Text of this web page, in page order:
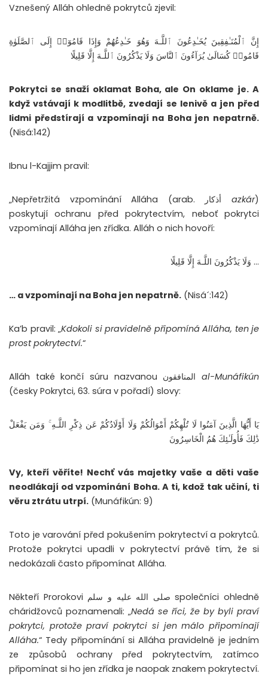
Vznešený Alláh ohledně pokrytců zjevil:
إِنَّ ٱلْمُنَـٰفِقِينَ يُخَـٰدِعُونَ ٱللَّـهَ وَهُوَ خَـٰدِعُهُمْ وَإِذَا قَامُوٓا۟ إِلَى ٱلصَّلَوٰةِ
قَامُوا۟ كُسَالَىٰ يُرَآءُونَ ٱلنَّاسَ وَلَا يَذْكُرُونَ ٱللَّـهَ إِلَّا قَلِيلًا
Pokrytci se snaží oklamat Boha, ale On oklame je. A
když vstávají k modlitbě, zvedají se lenivě a jen před
lidmi předstírají a vzpomínají na Boha jen nepatrně.
(Nisá:142)
Ibnu l-Kajjim pravil:
„Nepřetržitá vzpomínání Alláha (arab. أذكارazkár)
poskytují ochranu před pokrytectvím, neboť pokrytci
vzpomínají Alláha jen zřídka. Alláh o nich hovoří:
… وَلَا يَذْكُرُونَ اللَّـهَ إِلَّا قَلِيلًا
… a vzpomínají na Boha jen nepatrně. (Nisá´:142)
Ka’b pravil: „Kdokoli si pravidelně připomíná Alláha, ten je
prost pokrytectví.“
Alláh také končí súru nazvanou المنافقونal-Munáfikún
(česky Pokrytci, 63. súra v pořadí) slovy:
يَا أَيُّهَا الَّذِينَ آمَنُوا لَا تُلْهِكُمْ أَمْوَالُكُمْ وَلَا أَوْلَادُكُمْ عَن ذِكْرِ اللَّـهِ ۚ وَمَن يَفْعَلْ
ذَٰلِكَ فَأُولَـٰئِكَ هُمُ الْخَاسِرُونَ
Vy, kteří věříte! Nechť vás majetky vaše a děti vaše
neodlákají od vzpomínání Boha. A ti, kdož tak učiní, ti
věru ztrátu utrpí. (Munáfikún: 9)
Toto je varování před pokušením pokrytectví a pokrytců.
Protože pokrytci upadli v pokrytectví právě tím, že si
nedokázali často připomínat Alláha.
Někteří Prorokovi صلى الله عليه و سلم společníci ohledně
cháridžovců poznamenali: „Nedá se říci, že by byli praví
pokrytci, protože praví pokrytci si jen málo připomínají
Alláha.“ Tedy připomínání si Alláha pravidelně je jedním
ze způsobů ochrany před pokrytectvím, zatímco
připomínat si ho jen zřídka je naopak znakem pokrytectví.